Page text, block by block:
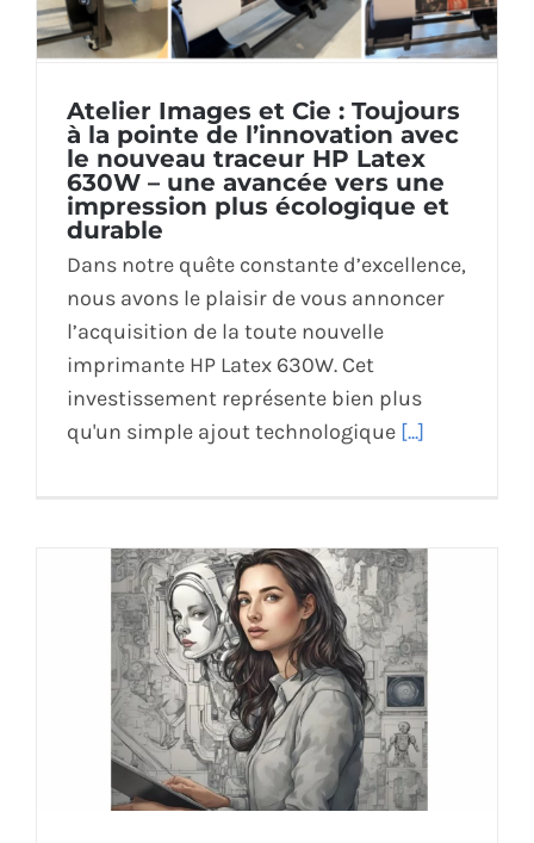
Atelier Images et Cie : Toujours
à la pointe de l’innovation avec
le nouveau traceur HP Latex
630W – une avancée vers une
impression plus écologique et
durable
Dans notre quête constante d’excellence,
nous avons le plaisir de vous annoncer
l’acquisition de la toute nouvelle
imprimante HP Latex 630W. Cet
investissement représente bien plus
qu'un simple ajout technologique [...]